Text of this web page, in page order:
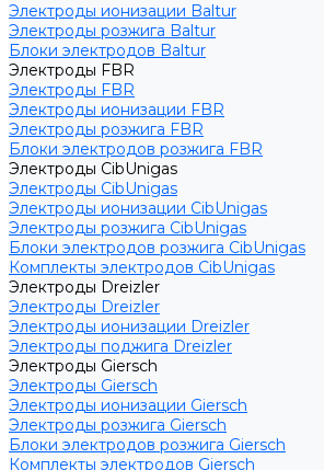
Электроды ионизации Baltur
Электроды розжига Baltur
Блоки электродов Baltur
Электроды FBR
Электроды FBR
Электроды ионизации FBR
Электроды розжига FBR
Блоки электродов розжига FBR
Электроды CibUnigas
Электроды CibUnigas
Электроды ионизации CibUnigas
Электроды розжига CibUnigas
Блоки электродов розжига CibUnigas
Комплекты электродов CibUnigas
Электроды Dreizler
Электроды Dreizler
Электроды ионизации Dreizler
Электроды поджига Dreizler
Электроды Giersch
Электроды Giersch
Электроды ионизации Giersch
Электроды розжига Giersch
Блоки электродов розжига Giersch
Комплекты электродов Giersch